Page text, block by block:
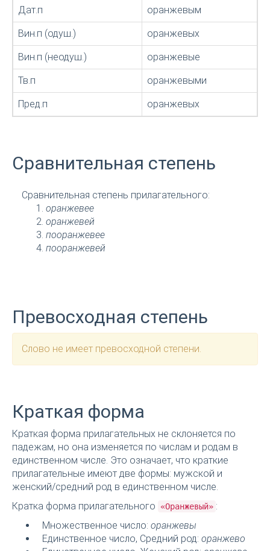
Дат.п оранжевым
Вин.п (одуш.) оранжевых
Вин.п (неодуш.) оранжевые
Тв.п оранжевыми
Пред.п оранжевых
Сравнительная степень
Сравнительная степень прилагательного:
оранжевее
оранжевей
пооранжевее
пооранжевей
Превосходная степень
Слово не имеет превосходной степени.
Краткая форма
Краткая форма прилагательных не склоняется по
падежам, но она изменяется по числам и родам в
единственном числе. Это означает, что краткие
прилагательные имеют две формы: мужской и
женский/средний род в единственном числе.
Кратка форма прилагательного
«Оранжевый» :
Множественное число: оранжевы
Единственное число, Средний род: оранжево